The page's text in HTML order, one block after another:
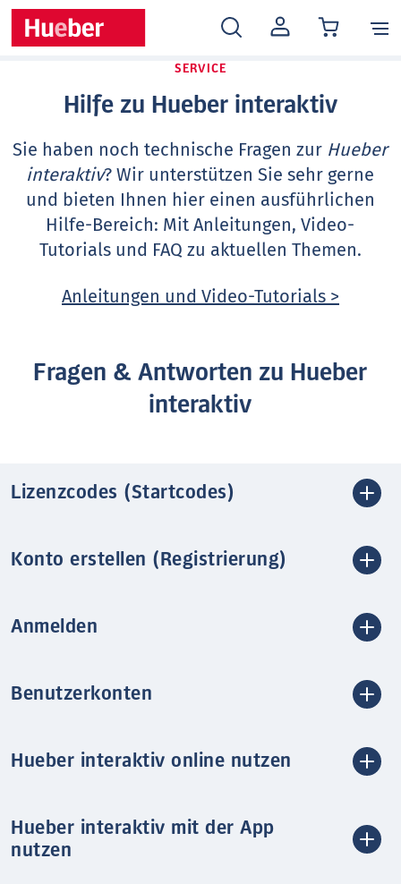
MEIN
KONTO
SERVICE
Hilfe zu Hueber interaktiv
Sie haben noch technische Fragen zur Hueber
interaktiv? Wir unterstützen Sie sehr gerne
und bieten Ihnen hier einen ausführlichen
Hilfe-Bereich: Mit Anleitungen, Video-
Tutorials und FAQ zu aktuellen Themen.
Anleitungen und Video-Tutorials >
Fragen & Antworten zu Hueber
interaktiv
Lizenzcodes (Startcodes)
Konto erstellen (Registrierung)
Anmelden
Benutzerkonten
Hueber interaktiv online nutzen
Hueber interaktiv mit der App
nutzen